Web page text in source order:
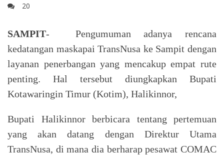
20
SAMPIT- Pengumuman adanya rencana
kedatangan maskapai TransNusa ke Sampit dengan
layanan penerbangan yang mencakup empat rute
penting. Hal tersebut diungkapkan Bupati
Kotawaringin Timur (Kotim), Halikinnor,
Bupati Halikinnor berbicara tentang pertemuan
yang akan datang dengan Direktur Utama
TransNusa, di mana dia berharap pesawat COMAC